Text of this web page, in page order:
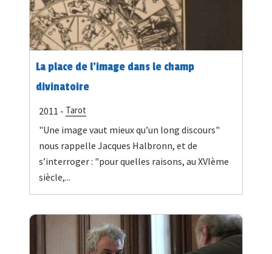
La place de l'image dans le champ
divinatoire
2011 - Tarot
"Une image vaut mieux qu’un long discours"
nous rappelle Jacques Halbronn, et de
s’interroger : "pour quelles raisons, au XVIème
siècle,...